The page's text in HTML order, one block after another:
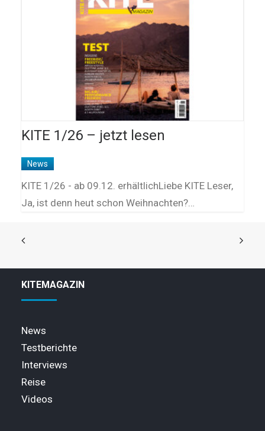
KITE 1/26 – jetzt lesen
News
KITE 1/26 - ab 09.12. erhältlichLiebe KITE Leser,
Ja, ist denn heut schon Weihnachten?…
KITEMAGAZIN
News
Testberichte
Interviews
Reise
Videos